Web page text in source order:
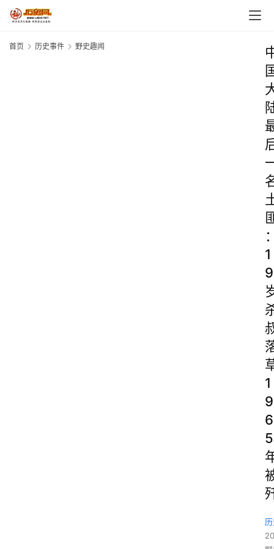
首页 历史事件 野史趣闻
1
9
1
9
6
5